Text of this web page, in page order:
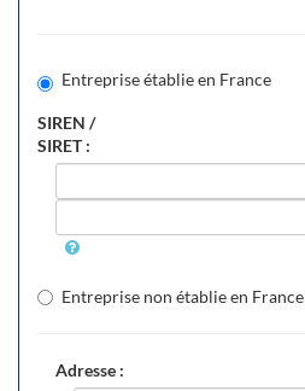
Entreprise établie en France
SIREN /
SIRET :
Entreprise non établie en France
Adresse :